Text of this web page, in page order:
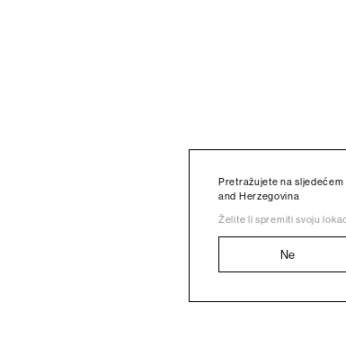
Pretražujete na sljedećem
and Herzegovina
Želite li spremiti svoju
Ne